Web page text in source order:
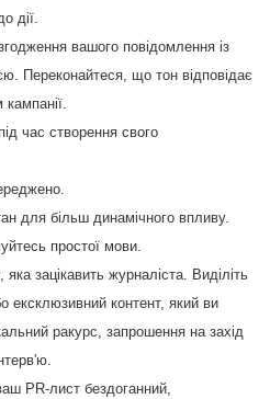
дії.
вашого повідомлення із
Переконайтеся, що тон відповідає
час створення свого
для більш динамічного впливу.
простої мови.
зацікавить журналіста. Виділіть
ексклюзивний контент, який ви
ракурс, запрошення на захід
PR-лист бездоганний,